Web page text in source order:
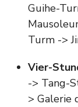
Guihe-
Turm ->
Vier-
-> Tang-
> Galerie